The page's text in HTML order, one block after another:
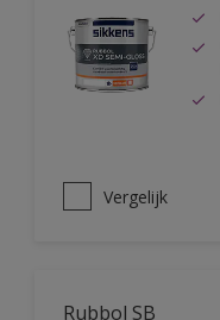
Vergelijk
Rubbol SB